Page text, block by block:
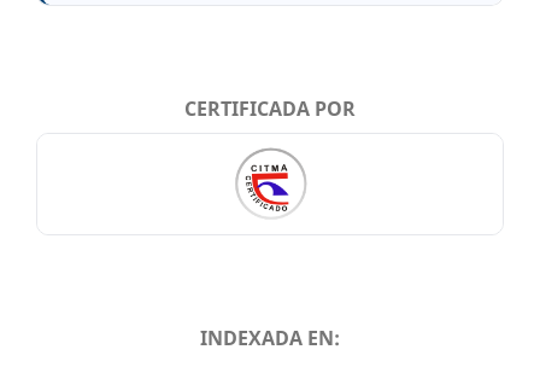
CERTIFICADA POR
INDEXADA EN: